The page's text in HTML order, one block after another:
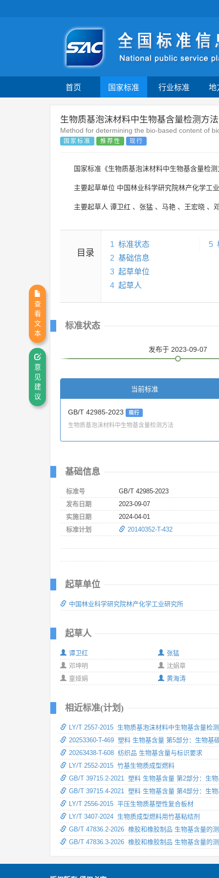
首页 国家标准 行业标准 地
生物质基泡沫材料中生物基含量检测方法
Method for determining the bio-based content of
国家标准 推荐性 现行
国家标准《生物质基泡沫材料中生物基含量检
主要起草单位 中国林业科学研究院林产化学工
主要起草人 谭卫红 、 张猛 、 马艳 、 王宏晓 、
目录
1 标准状态
2 基础信息
3 起草单位
4 起草人
5
标准状态
发布于 2023-09-07
当前标准
GB/T 42985-2023 现行
生物质基泡沫材料中生物基含量检测方法
基础信息
标准号
GB/T 42985-2023
发布日期
2023-09-07
实施日期
2024-04-01
标准计划
20140352-T-432
起草单位
中国林业科学研究院林产化学工业研究所
起草人
谭卫红
张猛
邓坤明
沈娟章
童娅娟
黄海涛
相近标准(计划)
LY/T 2557-2015 生物质基泡沫材料中生物基含量检
20253360-T-469 塑料 生物基含量 第5部分：生物基
20263438-T-608 纺织品 生物基含量与标识要求
LY/T 2552-2015 竹基生物质成型燃料
GB/T 39715.2-2021 塑料 生物基含量 第2部分：生
GB/T 39715.4-2021 塑料 生物基含量 第4部分：生
LY/T 2556-2015 平压生物质基塑性复合板材
LY/T 3407-2024 生物质成型燃料用竹基粘结剂
GB/T 47836.2-2026 橡胶和橡胶制品 生物基含量的
GB/T 47836.3-2026 橡胶和橡胶制品 生物基含量的
查
看
文
本
意
见
建
议